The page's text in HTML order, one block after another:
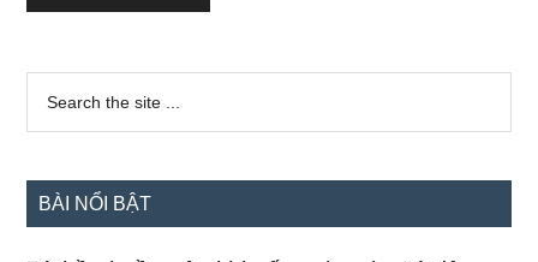
Sidebar
chính
...
BÀI NỔI BẬT